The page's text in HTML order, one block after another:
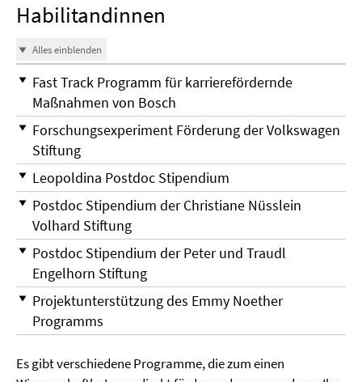
Habilitandinnen
Alles einblenden
Fast Track Programm für karrierefördernde
Maßnahmen von Bosch
Forschungsexperiment Förderung der Volkswagen
Stiftung
Leopoldina Postdoc Stipendium
Postdoc Stipendium der Christiane Nüsslein
Volhard Stiftung
Postdoc Stipendium der Peter und Traudl
Engelhorn Stiftung
Projektunterstützung des Emmy Noether
Programms
Es gibt verschiedene Programme, die zum einen